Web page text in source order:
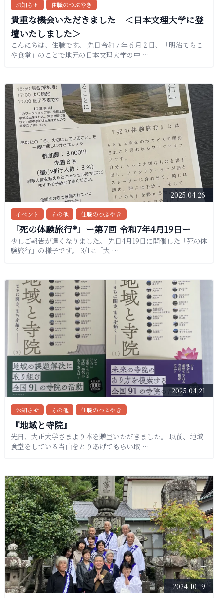
お知らせ 住職のつぶやき
貴重な機会いただきました ＜日本文理大学に登
壇いたしました＞
こんにちは、住職です。 先日令和７年６月２日、「明治てらこ
や食堂」のことで地元の日本文理大学の中 …
2025.04.26
イベント その他 住職のつぶやき
「死の体験旅行®︎」ー第7回 令和7年4月19日ー
少しご報告が遅くなりました。 先日4月19日に開催した「死の体
験旅行」の様子です。 3/1に「大 …
2025.04.21
お知らせ その他 住職のつぶやき
『地域と寺院』
先日、大正大学さまより本を贈呈いただきました。 以前、地域
食堂をしている当山をとりあげてもらい取 …
2024.10.19